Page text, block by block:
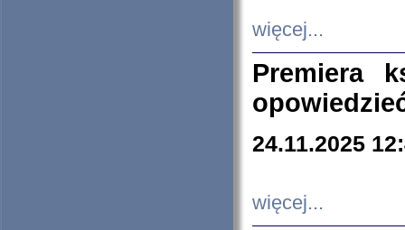
więcej...
Premiera
24.11.2025
więcej...